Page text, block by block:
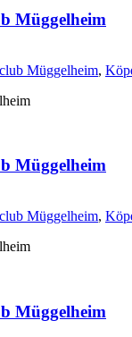
Müggelheim
Müggelheim,
Müggelheim
Müggelheim,
Müggelheim